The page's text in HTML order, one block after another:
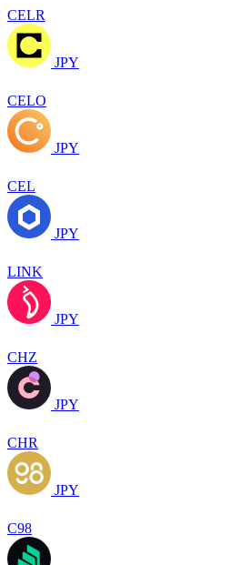
CELR
JPY
CELO
JPY
CEL
JPY
LINK
JPY
CHZ
JPY
CHR
JPY
C98